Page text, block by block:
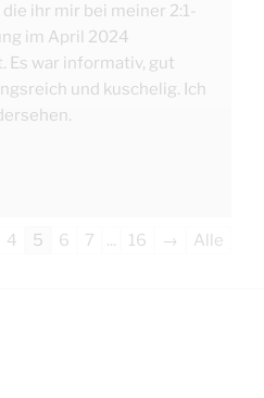
ihr mir bei meiner 2:1-
im April 2024
Es war informativ, gut
und kuschelig. Ich
4 5 6 7 ... 16 → Alle